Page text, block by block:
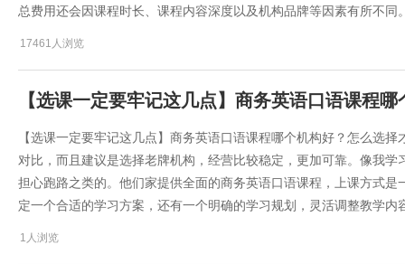
总费用还会因课程时长、课程内容深度以及机构品牌等因素有所不同
17461人浏览
【选课一定要牢记这几点】商务英语口语课程
【选课一定要牢记这几点】商务英语口语课程哪个机构好？怎么选
对比，而且建议是选择老牌机构，经营比较稳定，更加可靠。像我
担心跑路之类的。他们家提供全面的商务英语口语课程，上课方式
定一个合适的学习方案，还有一个明确的学习规划，灵活调整教学内
1人浏览